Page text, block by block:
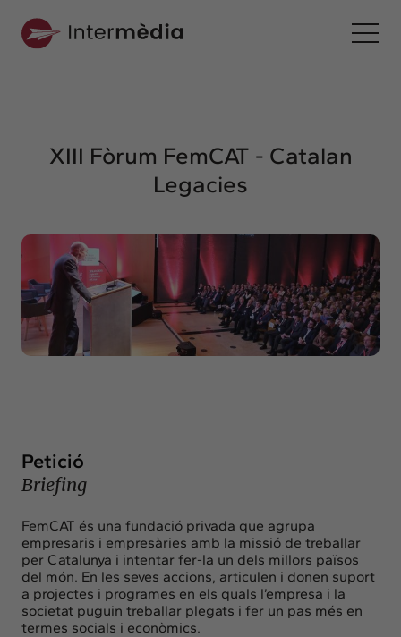
Interconnexió
Els nostres serveis
Interacció
Projectes
Intermèdia
Confidencial
Interrelació
Intercanvi
Contacte
info@intermedia.cat +34 934 157 662
XIII Fòrum FemCAT - Catalan
Legacies
Petició
Briefing
FemCAT és una fundació privada que agrupa
empresaris i empresàries amb la missió de treballar
per Catalunya i intentar fer-la un dels millors països
del món. En les seves accions, articulen i donen suport
a projectes i programes en els quals l’empresa i la
societat puguin treballar plegats i fer un pas més en
termes socials i econòmics.